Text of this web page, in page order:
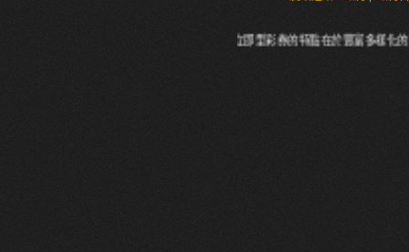
立即型彩券的特點在於豐富多樣化的遊戲